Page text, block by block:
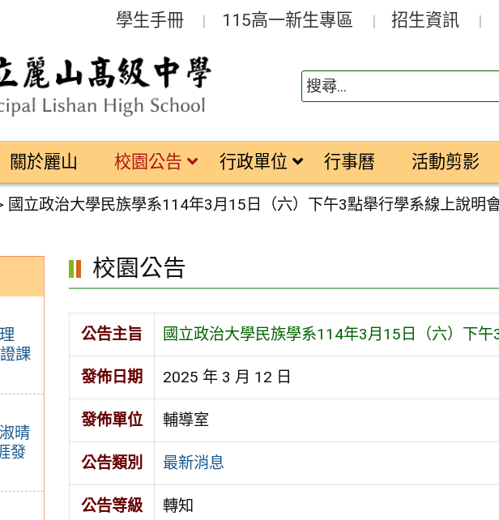
學生手冊 115高一新生專區 招生資訊
關於麗山 校園公告 行政單位 行事曆 活動剪影
國立政治大學民族學系114年3月15日（六）下午3點舉行學系線上說明
課
晴
發
校園公告
公告主旨 國立政治大學民族學系114年3月15日（六）下
發佈日期 2025 年 3 月 12 日
發佈單位 輔導室
公告類別 最新消息
公告等級 轉知